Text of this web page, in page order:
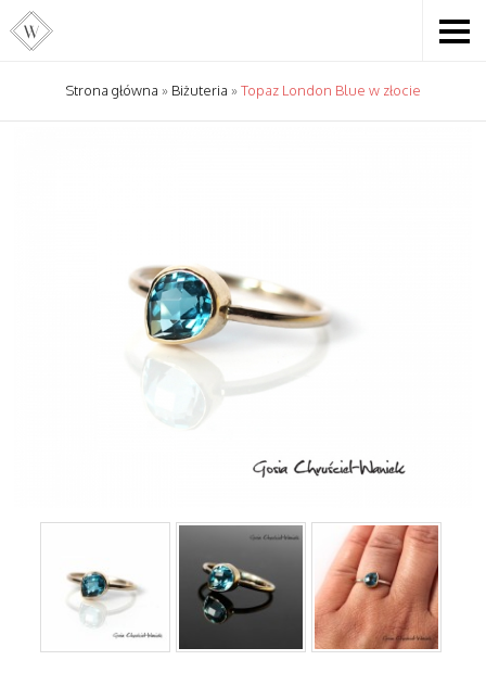
Strona główna » Biżuteria »Topaz London Blue w złocie